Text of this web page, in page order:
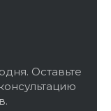
Оставьте